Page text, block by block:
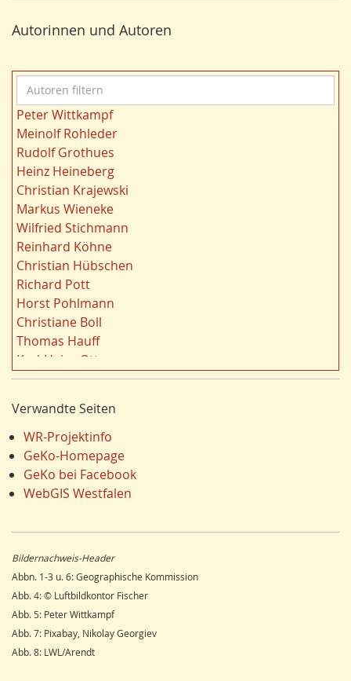
r
n
Bildung 24
Kultur 22
Kulturlandschaft
Wohnen 21
Gewässer 21
Ruhrgebiet 20
Migration/Wanderung
Strukturwandel 20
Städtebau 20
Wahl 20
Ländliche Entwicklung
Landschaft 19
Siedlung/Siedlungsgeschichte
Demographischer Wandel
Geologie 19
Dortmund 18
Fauna 17
Energie/Energiewirtschaft 17
Ausländer 16
Klima/Klimawandel
Einzelhandel
Schienenverkehr 15
LEADER 15
Umweltverschmutzung
Ostwestfalen 14
Siegerland 13
Radfahren/Radverkehr
Unterwelten 12
Schule 12
Autorinnen und Autoren
u
t
o
r
e
n
f
i
l
t
e
r
n
Peter Wittkampf
Meinolf Rohleder
Rudolf Grothues
Heinz Heineberg
Christian Krajewski
Markus Wieneke
Wilfried Stichmann
Reinhard Köhne
Christian Hübschen
Richard Pott
Horst Pohlmann
Christiane Boll
Thomas Hauff
Karl-Heinz Otto
Carola Bischoff
Jürgen Lethmate
Rudolf Bergmann
Hans-Werner Wehling
Klaus Temlitz
Stefan Harnischmacher
Julius Werner
Kreft-Kettermann
Gerhard Henkel
Friedrich Schulte-Derne
Ann-Kathrin Kusch
Karl Heinz Maurmann
Stefan Prott
Verwandte Seiten
WR-Projektinfo
GeKo-Homepage
GeKo bei Facebook
WebGIS Westfalen
Bildernachweis-Header
Abbn. 1-3 u. 6: Geographische Kommission
Abb. 4: © Luftbildkontor Fischer
Abb. 5: Peter Wittkampf
Abb. 7: Pixabay, Nikolay Georgiev
Abb. 8: LWL/Arendt